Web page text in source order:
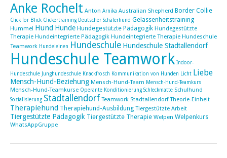
Anke Rochelt Anton Arnika Australian Shepherd Border Collie
Click for Blick Clickertraining Deutscher Schäferhund Gelassenheitstraining
Hummel Hund Hunde Hundegestützte Pädagogik Hundegestützte
Therapie Hundeintegrierte Pädagogik Hundeintegrierte Therapie Hundeschule
Teamwork Hundeleinen Hundeschule Hundeschule Stadtallendorf
Hundeschule Teamwork Indoor-
Hundeschule
Junghundeschule Knackfrosch Kommunikation von Hunden Licht Liebe
Mensch-Hund-Beziehung Mensch-Hund-Team Mensch-Hund-Teamkurs
Mensch-Hund-Teamkurse Operante Konditionierung Schleckmatte Schulhund
Sozialisierung Stadtallendorf Teamwork Stadtallendorf Theorie-Einheit
Therapiehund Therapiehund-Ausbildung Tiergestützte Arbeit
Tiergestützte Pädagogik Tiergestützte Therapie Welpen Welpenkurs
WhatsAppGruppe